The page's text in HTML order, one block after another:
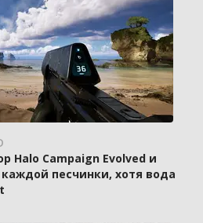
Halo Campaign Evolved и
песчинки, хотя вода